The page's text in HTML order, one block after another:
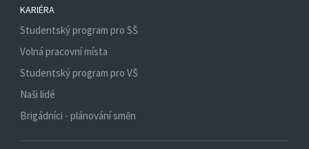
KARIÉRA
Studentský program pro SŠ
Volná pracovní místa
Studentský program pro VŠ
Naši lidé
Brigádníci - plánování směn